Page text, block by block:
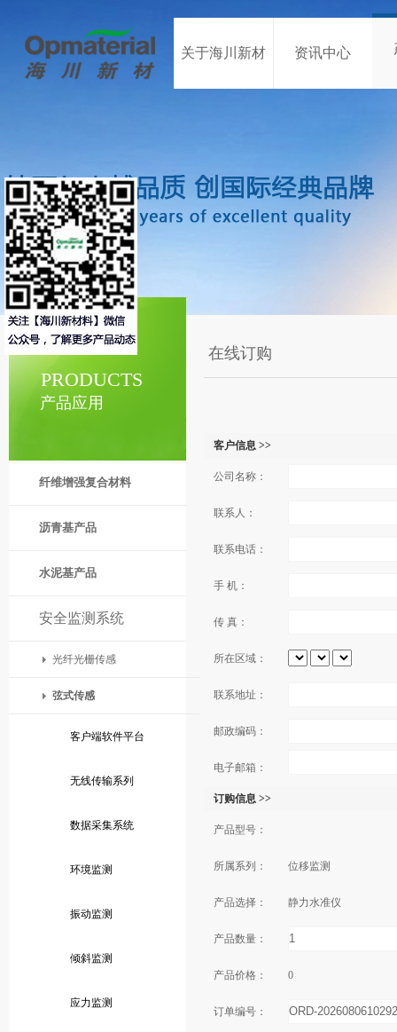
关于海川新材 资讯中心
产品应用
PRODUCTS
纤维增强复合材料
沥青基产品
水泥基产品
安全监测系统
光纤光栅传感
弦式传感
客户端软件平台
无线传输系列
数据采集系统
环境监测
振动监测
倾斜监测
应力监测
在线订购
客户信息 >>
公司名称：
联系人：
联系电话：
手 机：
传 真：
所在区域：
联系地址：
邮政编码：
电子邮箱：
订购信息 >>
产品型号：
所属系列： 位移监测
产品选择： 静力水准仪
产品数量：
产品价格： 0
订单编号：